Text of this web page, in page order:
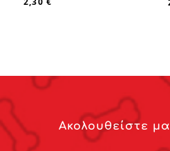
Ακολουθείστε